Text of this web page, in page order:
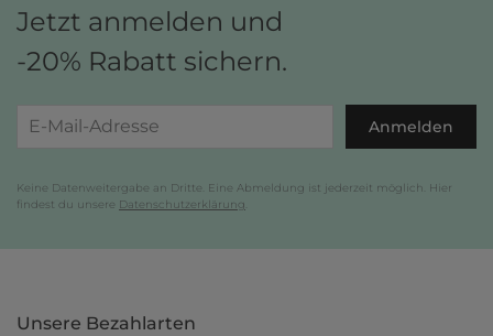
Jetzt anmelden und
-20% Rabatt sichern.
Anmelden
Keine Datenweitergabe an Dritte. Eine Abmeldung ist jederzeit möglich. Hier
findest du unsere Datenschutzerklärung
Unsere Bezahlarten